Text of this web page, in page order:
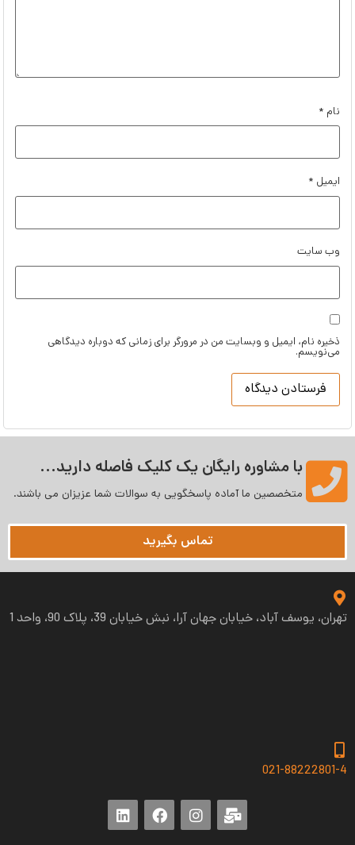
نام *
ایمیل *
وب‌ سایت
ذخیره نام، ایمیل و وبسایت من در مرورگر برای زمانی که دوباره دیدگاهی
می‌نویسم.
با مشاوره رایگان یک کلیک فاصله دارید...
متخصصین ما آماده پاسخگویی به سوالات شما عزیزان می‌ باشند.
تماس بگیرید
تهران، یوسف آباد، خیابان جهان آرا، نبش خیابان 39، پلاک 90، واحد 1
021-88222801-4